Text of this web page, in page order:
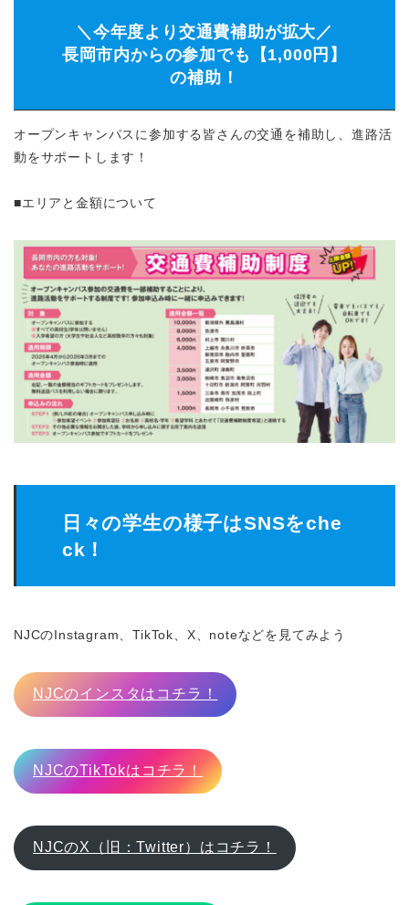
＼今年度より交通費補助が拡大／
長岡市内からの参加でも【1,000円】
の補助！
オープンキャンパスに参加する皆さんの交通を補助し、進路活
動をサポートします！
■エリアと金額について
日々の学生の様子はSNSをche
ck！
NJCのInstagram、TikTok、X、noteなどを見てみよう
NJCのインスタはコチラ！
NJCのTikTokはコチラ！
NJCのX（旧：Twitter）はコチラ！